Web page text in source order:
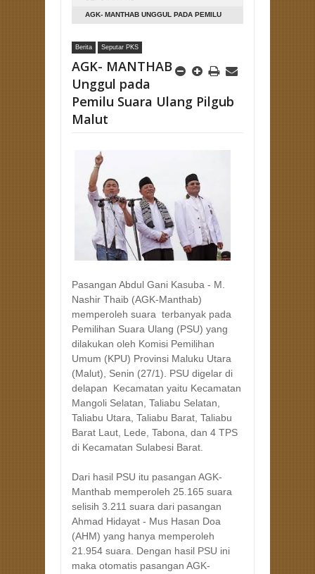
AGK- MANTHAB UNGGUL PADA PEMILU
Berita Seputar PKS
AGK- MANTHAB
Unggul pada
Pemilu Suara Ulang Pilgub
Malut
Pasangan Abdul Gani Kasuba - M.
Nashir Thaib (AGK-Manthab)
memperoleh suara terbanyak pada
Pemilihan Suara Ulang (PSU) yang
dilakukan oleh Komisi Pemilihan
Umum (KPU) Provinsi Maluku Utara
(Malut), Senin (27/1). PSU digelar di
delapan Kecamatan yaitu Kecamatan
Mangoli Selatan, Taliabu Selatan,
Taliabu Utara, Taliabu Barat, Taliabu
Barat Laut, Lede, Tabona, dan 4 TPS
di Kecamatan Sulabesi Barat.
Dari hasil PSU itu pasangan AGK-
Manthab memperoleh 25.165 suara
selisih 3.211 suara dari pasangan
Ahmad Hidayat - Mus Hasan Doa
(AHM) yang hanya memperoleh
21.954 suara. Dengan hasil PSU ini
maka otomatis pasangan AGK-